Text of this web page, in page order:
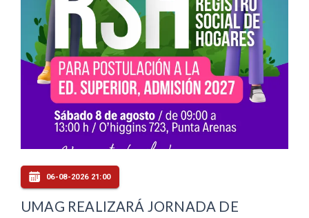
06-08-2026 21:00
UMAG REALIZARÁ JORNADA DE